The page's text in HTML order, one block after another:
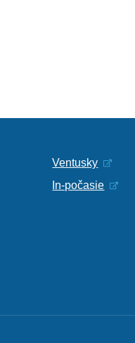
Ventusky
In-počasie